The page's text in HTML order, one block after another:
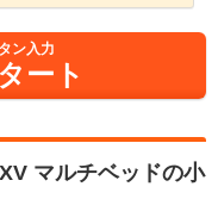
ン入力
ート
マルチベッドの小